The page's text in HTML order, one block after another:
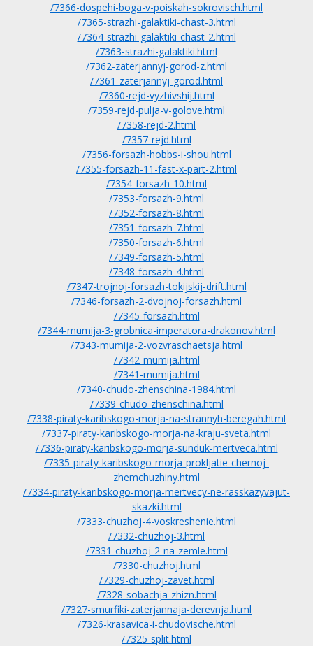
/7366-dospehi-boga-v-poiskah-sokrovisch.html
/7365-strazhi-galaktiki-chast-3.html
/7364-strazhi-galaktiki-chast-2.html
/7363-strazhi-galaktiki.html
/7362-zaterjannyj-gorod-z.html
/7361-zaterjannyj-gorod.html
/7360-rejd-vyzhivshij.html
/7359-rejd-pulja-v-golove.html
/7358-rejd-2.html
/7357-rejd.html
/7356-forsazh-hobbs-i-shou.html
/7355-forsazh-11-fast-x-part-2.html
/7354-forsazh-10.html
/7353-forsazh-9.html
/7352-forsazh-8.html
/7351-forsazh-7.html
/7350-forsazh-6.html
/7349-forsazh-5.html
/7348-forsazh-4.html
/7347-trojnoj-forsazh-tokijskij-drift.html
/7346-forsazh-2-dvojnoj-forsazh.html
/7345-forsazh.html
/7344-mumija-3-grobnica-imperatora-drakonov.html
/7343-mumija-2-vozvraschaetsja.html
/7342-mumija.html
/7341-mumija.html
/7340-chudo-zhenschina-1984.html
/7339-chudo-zhenschina.html
/7338-piraty-karibskogo-morja-na-strannyh-beregah.html
/7337-piraty-karibskogo-morja-na-kraju-sveta.html
/7336-piraty-karibskogo-morja-sunduk-mertveca.html
/7335-piraty-karibskogo-morja-prokljatie-chernoj-
zhemchuzhiny.html
/7334-piraty-karibskogo-morja-mertvecy-ne-rasskazyvajut-
skazki.html
/7333-chuzhoj-4-voskreshenie.html
/7332-chuzhoj-3.html
/7331-chuzhoj-2-na-zemle.html
/7330-chuzhoj.html
/7329-chuzhoj-zavet.html
/7328-sobachja-zhizn.html
/7327-smurfiki-zaterjannaja-derevnja.html
/7326-krasavica-i-chudovische.html
/7325-split.html